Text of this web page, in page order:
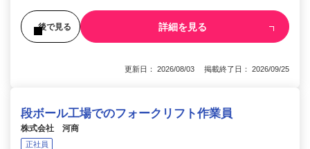
後で見る 詳細を見る
更新日： 2026/08/03 掲載終了日： 2026/09/25
段ボール工場でのフォークリフト作業員
株式会社 河商
正社員